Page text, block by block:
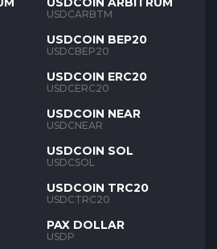
USDCARBTM
USDCOIN BEP20
USDCBEP20
USDCOIN ERC20
USDCERC20
USDCOIN NEAR
USDCNEAR
USDCOIN SOL
USDCSOL
USDCOIN TRC20
USDCTRC20
PAX DOLLAR
USDP